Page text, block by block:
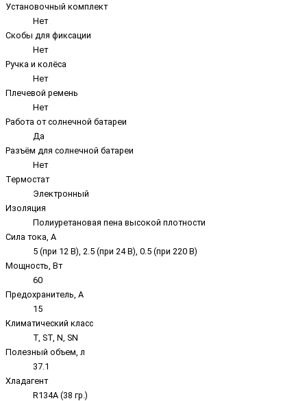
Установочный комплект
Нет
Скобы для фиксации
Нет
Ручка и колёса
Нет
Плечевой ремень
Нет
Работа от солнечной батареи
Да
Разъём для солнечной батареи
Нет
Термостат
Электронный
Изоляция
Полиуретановая пена высокой плотности
Сила тока, А
5 (при 12 В), 2.5 (при 24 В), 0.5 (при 220 В)
Мощность, Вт
60
Предохранитель, А
15
Климатический класс
T, ST, N, SN
Полезный объем, л
37.1
Хладагент
R134A (38 гр.)